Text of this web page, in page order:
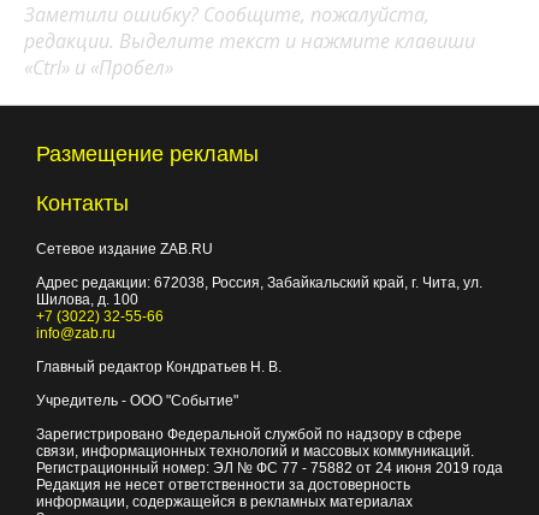
Заметили ошибку? Сообщите, пожалуйста,
редакции. Выделите текст и нажмите клавиши
«Ctrl» и «Пробел»
Размещение рекламы
Контакты
Сетевое издание ZAB.RU
Адрес редакции: 672038, Россия, Забайкальский край, г. Чита, ул.
Шилова, д. 100
+7 (3022) 32-55-66
info@zab.ru
Главный редактор Кондратьев Н. В.
Учредитель - ООО "Событие"
Зарегистрировано Федеральной службой по надзору в сфере
связи, информационных технологий и массовых коммуникаций.
Регистрационный номер: ЭЛ № ФС 77 - 75882 от 24 июня 2019 года
Редакция не несет ответственности за достоверность
информации, содержащейся в рекламных материалах